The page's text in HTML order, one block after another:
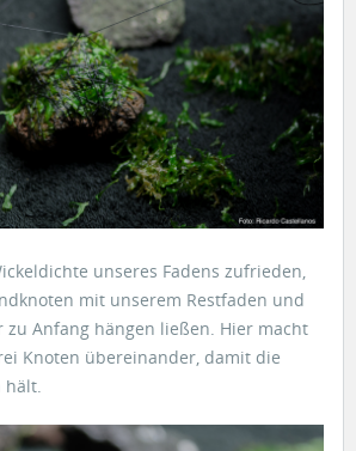
unseres Fadens zufrieden,
mit unserem Restfaden und
zu Anfang hängen ließen. Hier macht
Knoten übereinander, damit die